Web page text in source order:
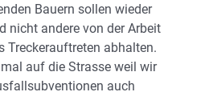
Bauern sollen wieder
nicht andere von der Arbeit
Treckerauftreten abhalten.
auf die Strasse weil wir
auch